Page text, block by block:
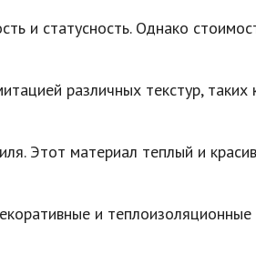
и статусность. Однако
различных текстур, таких
Этот материал теплый и
и